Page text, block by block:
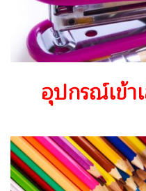
อุปกรณ์เข้า